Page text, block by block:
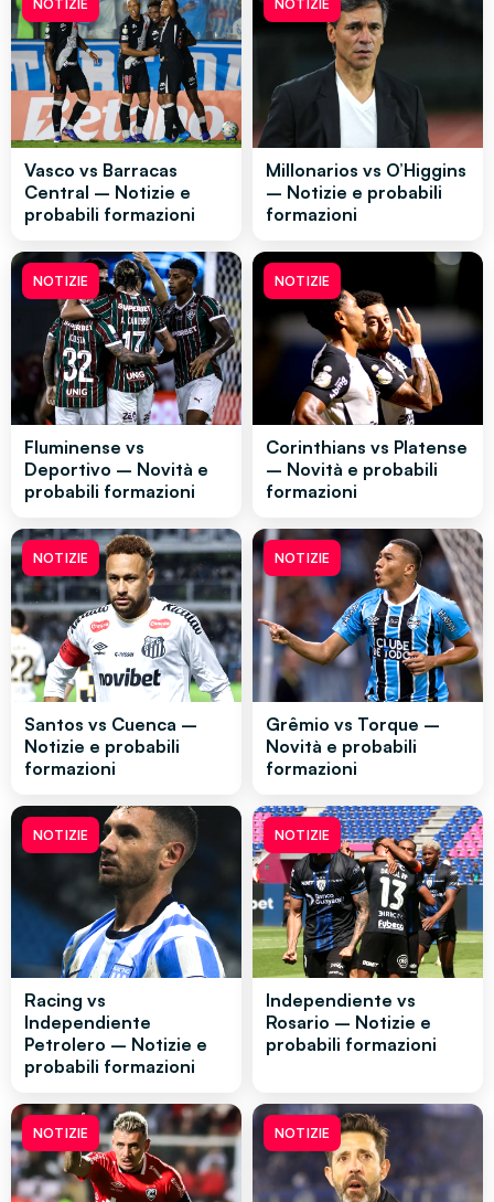
NOTIZIE
Vasco vs Barracas
Central – Notizie e
probabili formazioni
NOTIZIE
Millonarios vs O’Higgins
– Notizie e probabili
formazioni
NOTIZIE
Fluminense vs
Deportivo – Novità e
probabili formazioni
NOTIZIE
Corinthians vs Platense
– Novità e probabili
formazioni
NOTIZIE
Santos vs Cuenca –
Notizie e probabili
formazioni
NOTIZIE
Grêmio vs Torque –
Novità e probabili
formazioni
NOTIZIE
Racing vs
Independiente
Petrolero – Notizie e
probabili formazioni
NOTIZIE
Independiente vs
Rosario – Notizie e
probabili formazioni
NOTIZIE NOTIZIE